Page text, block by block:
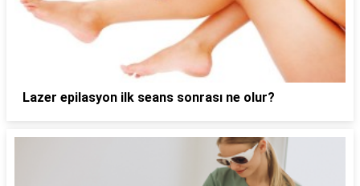
Lazer epilasyon ilk seans sonrası ne olur?